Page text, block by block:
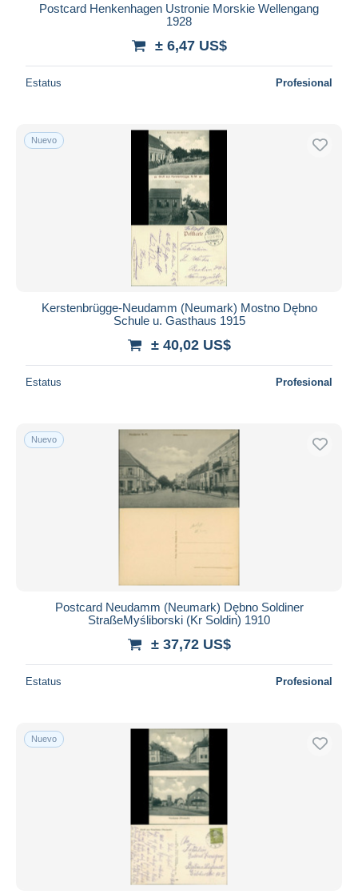
Postcard Henkenhagen Ustronie Morskie Wellengang
1928
± 6,47 US$
Estatus Profesional
Nuevo
Kerstenbrügge-Neudamm (Neumark) Mostno Dębno
Schule u. Gasthaus 1915
± 40,02 US$
Estatus Profesional
Nuevo
Postcard Neudamm (Neumark) Dębno Soldiner
StraßeMyśliborski (Kr Soldin) 1910
± 37,72 US$
Estatus Profesional
Nuevo